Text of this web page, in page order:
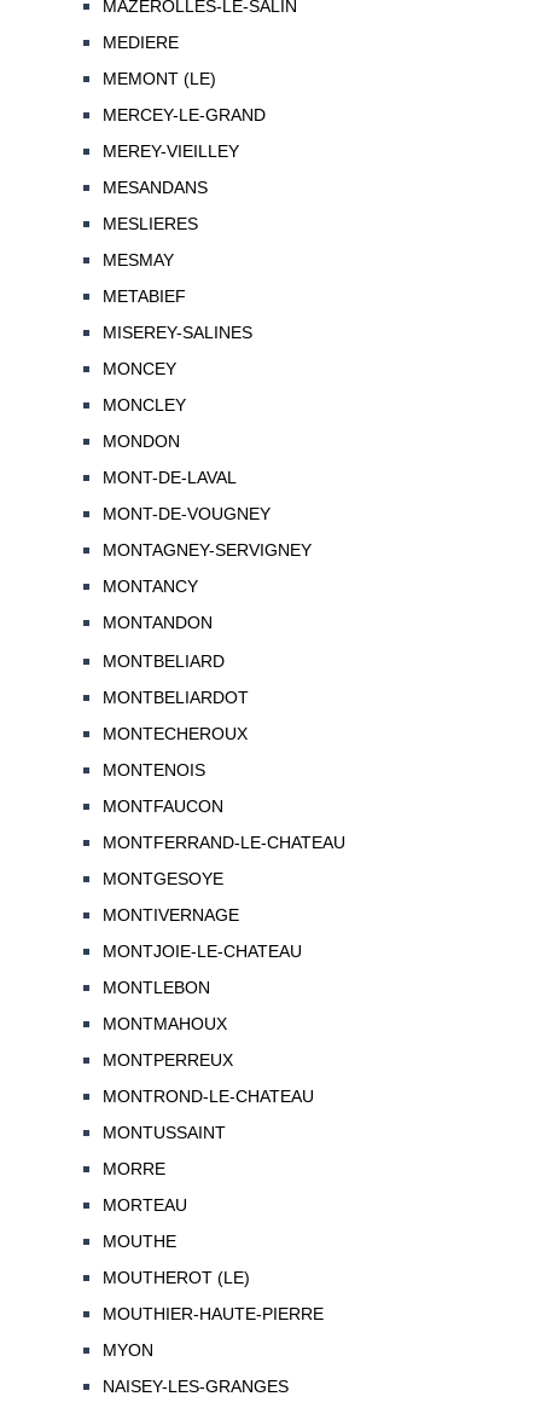
MAZEROLLES-LE-SALIN
MEDIERE
MEMONT (LE)
MERCEY-LE-GRAND
MEREY-VIEILLEY
MESANDANS
MESLIERES
MESMAY
METABIEF
MISEREY-SALINES
MONCEY
MONCLEY
MONDON
MONT-DE-LAVAL
MONT-DE-VOUGNEY
MONTAGNEY-SERVIGNEY
MONTANCY
MONTANDON
MONTBELIARD
MONTBELIARDOT
MONTECHEROUX
MONTENOIS
MONTFAUCON
MONTFERRAND-LE-CHATEAU
MONTGESOYE
MONTIVERNAGE
MONTJOIE-LE-CHATEAU
MONTLEBON
MONTMAHOUX
MONTPERREUX
MONTROND-LE-CHATEAU
MONTUSSAINT
MORRE
MORTEAU
MOUTHE
MOUTHEROT (LE)
MOUTHIER-HAUTE-PIERRE
MYON
NAISEY-LES-GRANGES